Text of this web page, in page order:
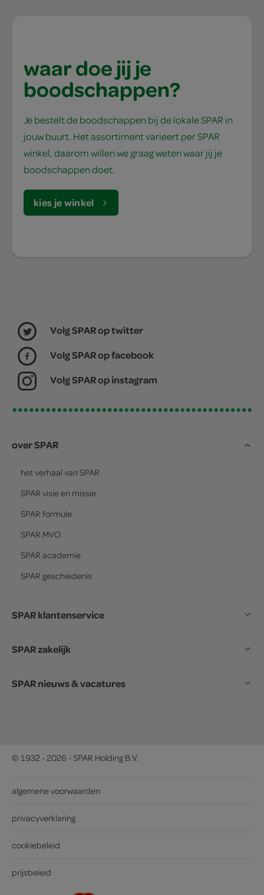
waar doe jij je
boodschappen?
Je bestelt de boodschappen bij de lokale SPAR in
jouw buurt. Het assortiment varieert per SPAR
winkel, daarom willen we graag weten waar jij je
boodschappen doet.
kies je winkel
Volg SPAR op twitter
Volg SPAR op facebook
Volg SPAR op instagram
over SPAR
het verhaal van SPAR
SPAR visie en missie
SPAR formule
SPAR MVO
SPAR academie
SPAR geschiedenis
SPAR klantenservice
SPAR zakelijk
SPAR nieuws & vacatures
© 1932 - 2026 - SPAR Holding B.V.
algemene voorwaarden
privacyverklaring
cookiebeleid
prijsbeleid